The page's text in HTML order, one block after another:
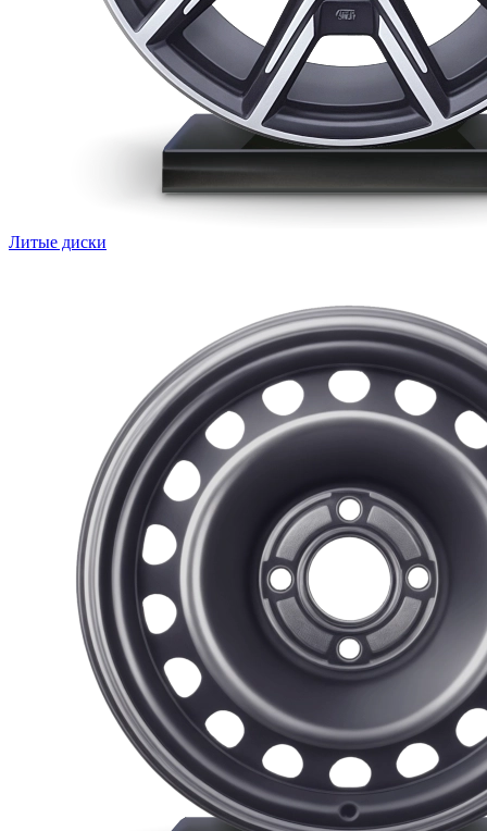
Литые диски